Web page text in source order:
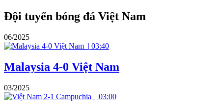
Đội tuyển bóng đá Việt Nam
06/2025
| 03:40
Malaysia 4-0 Việt Nam
03/2025
| 03:00